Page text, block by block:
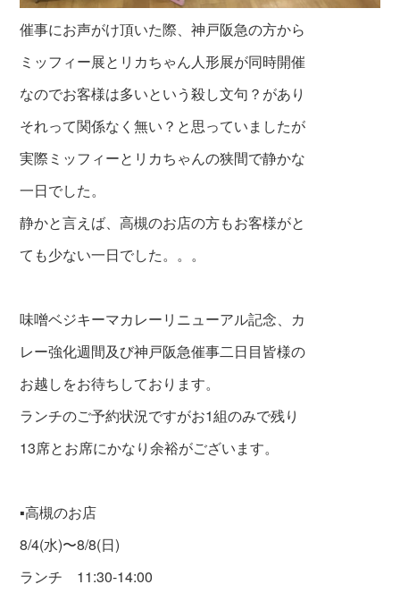
催事にお声がけ頂いた際、神戸阪急の方から
ミッフィー展とリカちゃん人形展が同時開催
なのでお客様は多いという殺し文句？があり
それって関係なく無い？と思っていましたが
実際ミッフィーとリカちゃんの狭間で静かな
一日でした。
静かと言えば、高槻のお店の方もお客様がと
ても少ない一日でした。。。
味噌ベジキーマカレーリニューアル記念、カ
レー強化週間及び神戸阪急催事二日目皆様の
お越しをお待ちしております。
ランチのご予約状況ですがお1組のみで残り
13席とお席にかなり余裕がございます。
▪️高槻のお店
8/4(水)〜8/8(日)
ランチ 11:30-14:00